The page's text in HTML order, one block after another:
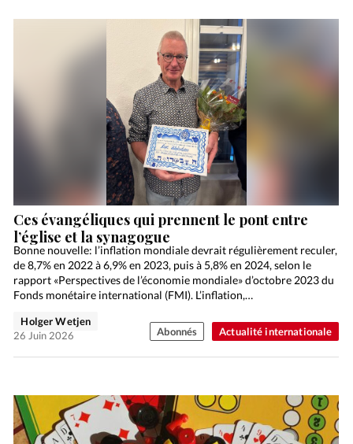
Actualité internationale
Ces évangéliques qui prennent le pont entre
l’église et la synagogue
Bonne nouvelle: l’inflation mondiale devrait régulièrement reculer,
de 8,7% en 2022 à 6,9% en 2023, puis à 5,8% en 2024, selon le
rapport «Perspectives de l’économie mondiale» d’octobre 2023 du
Fonds monétaire international (FMI). L’inflation,…
Holger Wetjen
26 Juin 2026
Abonnés